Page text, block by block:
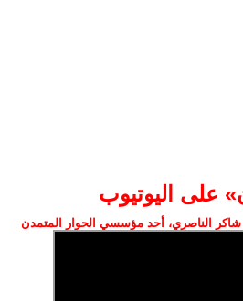
على اليوتيوب
الناصري، أحد مؤسسي الحوار المتمدن